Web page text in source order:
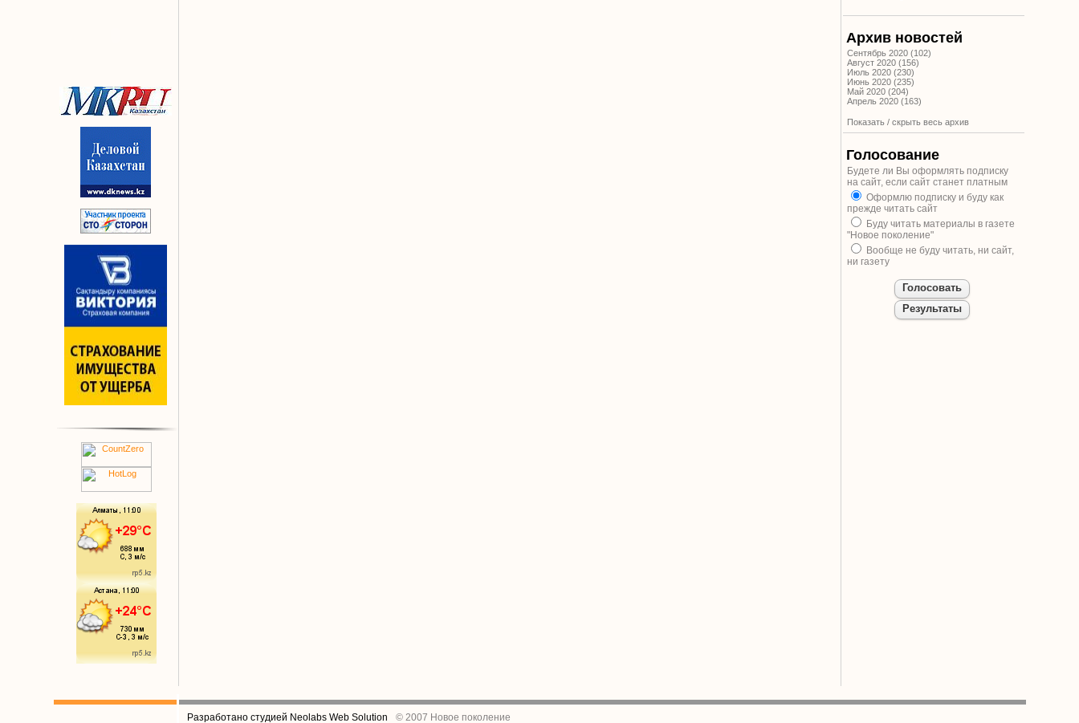
Архив новостей
Сентябрь 2020 (102)
Август 2020 (156)
Июль 2020 (230)
Июнь 2020 (235)
Май 2020 (204)
Апрель 2020 (163)
Показать / скрыть весь архив
Голосование
Будете ли Вы оформлять подписку
на сайт, если сайт станет платным
Оформлю подписку и буду как
прежде читать сайт
Буду читать материалы в газете
"Новое поколение"
Вообще не буду читать, ни сайт,
ни газету
Разработано студией Neolabs Web Solution © 2007 Новое поколение